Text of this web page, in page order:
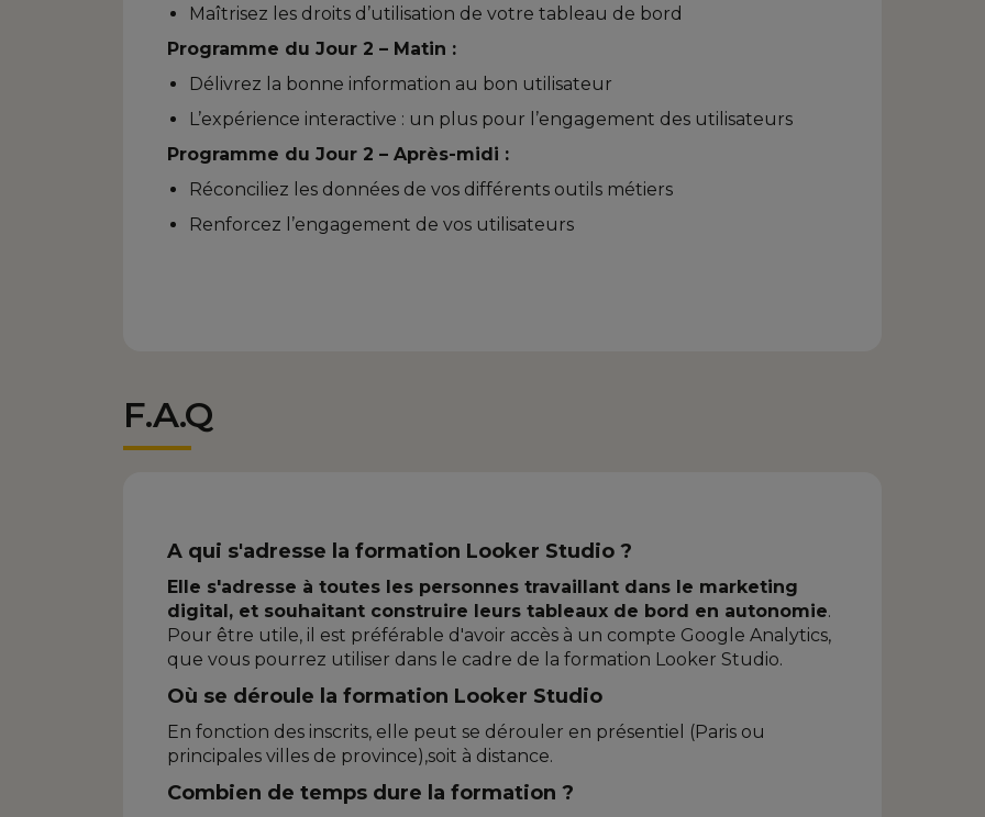
Maîtrisez les droits d’utilisation de votre tableau de bord
Programme du Jour 2 – Matin :
Délivrez la bonne information au bon utilisateur
L’expérience interactive : un plus pour l’engagement des utilisateurs
Programme du Jour 2 – Après-midi :
Réconciliez les données de vos différents outils métiers
Renforcez l’engagement de vos utilisateurs
F.A.Q
A qui s'adresse la formation Looker Studio ?
Elle s'adresse à toutes les personnes travaillant dans le marketing
digital, et souhaitant construire leurs tableaux de bord en autonomie.
Pour être utile, il est préférable d'avoir accès à un compte Google Analytics,
que vous pourrez utiliser dans le cadre de la formation Looker Studio.
Où se déroule la formation Looker Studio
En fonction des inscrits, elle peut se dérouler en présentiel (Paris ou
principales villes de province),soit à distance.
Combien de temps dure la formation ?